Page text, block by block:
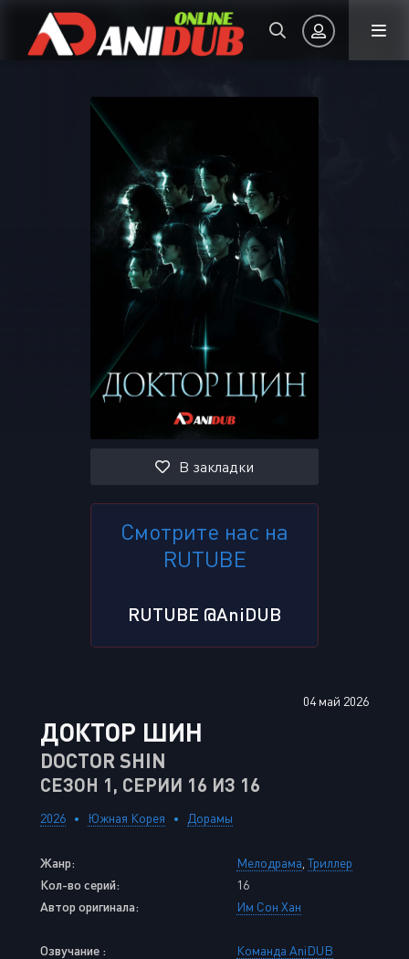
Авторизация
Или войти через
В закладки
Смотрите нас на
RUTUBE
RUTUBE @AniDUB
04 май 2026
ДОКТОР ШИН
DOCTOR SHIN
СЕЗОН 1, СЕРИИ 16 ИЗ 16
2026 Южная Корея Дорамы
Жанр: Мелодрама Триллер
Кол-во серий:
16
Автор оригинала:
Им Сон Хан
Озвучание :
Команда AniDUB